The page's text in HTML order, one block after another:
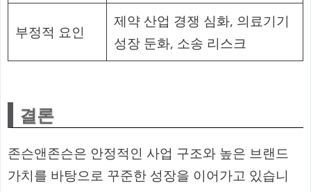
부정적 요인
제약 산업 경쟁 심화, 의료기기
성장 둔화, 소송 리스크
결론
존슨앤존슨은 안정적인 사업 구조와 높은 브랜드
가치를 바탕으로 꾸준한 성장을 이어가고 있습니